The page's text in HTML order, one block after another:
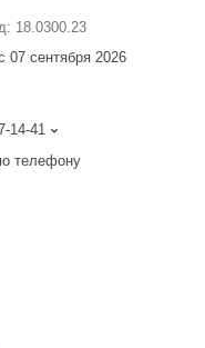
18.0300.23
07 сентября 2026
14-41
телефону